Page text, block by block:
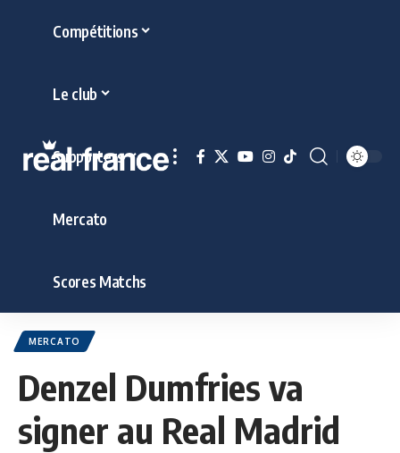
Compétitions
Le club
Supporters
Mercato
Scores Matchs
MERCATO
Denzel Dumfries va
signer au Real Madrid